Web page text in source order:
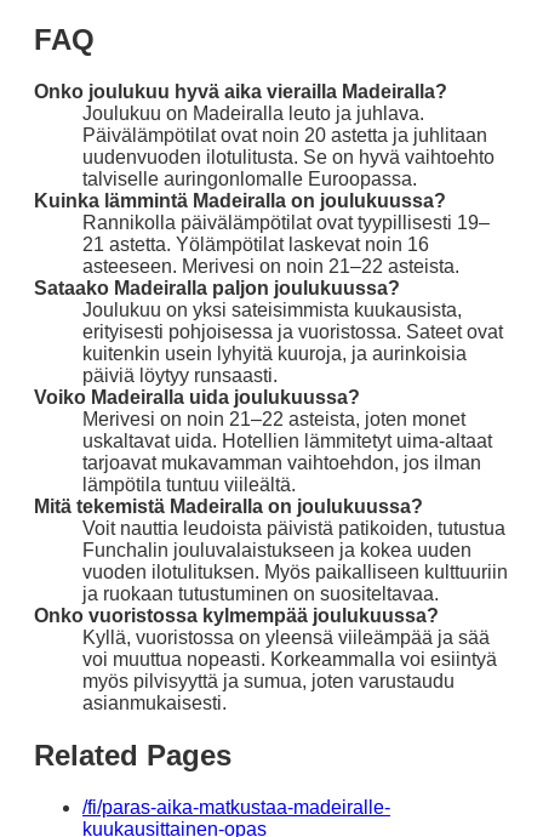
FAQ
Onko joulukuu hyvä aika vierailla Madeiralla?
Joulukuu on Madeiralla leuto ja juhlava.
Päivälämpötilat ovat noin 20 astetta ja juhlitaan
uudenvuoden ilotulitusta. Se on hyvä vaihtoehto
talviselle auringonlomalle Euroopassa.
Kuinka lämmintä Madeiralla on joulukuussa?
Rannikolla päivälämpötilat ovat tyypillisesti 19–
21 astetta. Yölämpötilat laskevat noin 16
asteeseen. Merivesi on noin 21–22 asteista.
Sataako Madeiralla paljon joulukuussa?
Joulukuu on yksi sateisimmista kuukausista,
erityisesti pohjoisessa ja vuoristossa. Sateet ovat
kuitenkin usein lyhyitä kuuroja, ja aurinkoisia
päiviä löytyy runsaasti.
Voiko Madeiralla uida joulukuussa?
Merivesi on noin 21–22 asteista, joten monet
uskaltavat uida. Hotellien lämmitetyt uima-altaat
tarjoavat mukavamman vaihtoehdon, jos ilman
lämpötila tuntuu viileältä.
Mitä tekemistä Madeiralla on joulukuussa?
Voit nauttia leudoista päivistä patikoiden, tutustua
Funchalin jouluvalaistukseen ja kokea uuden
vuoden ilotulituksen. Myös paikalliseen kulttuuriin
ja ruokaan tutustuminen on suositeltavaa.
Onko vuoristossa kylmempää joulukuussa?
Kyllä, vuoristossa on yleensä viileämpää ja sää
voi muuttua nopeasti. Korkeammalla voi esiintyä
myös pilvisyyttä ja sumua, joten varustaudu
asianmukaisesti.
Related Pages
/fi/paras-aika-matkustaa-madeiralle-
kuukausittainen-opas